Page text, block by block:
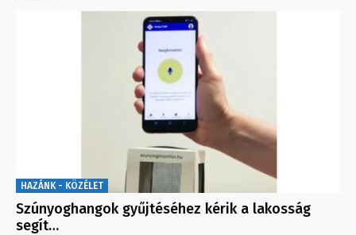
HAZÁNK - KÖZÉLET
Szúnyoghangok gyűjtéséhez kérik a lakosság
segít…